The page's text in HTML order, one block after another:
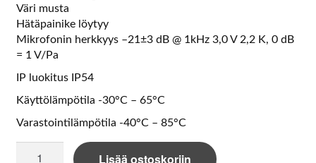
Väri musta
Hätäpainike löytyy
Mikrofonin herkkyys –21±3 dB @ 1kHz 3,0 V 2,2 K, 0 dB
= 1 V/Pa
IP luokitus IP54
Käyttölämpötila -30°C – 65°C
Varastointilämpötila -40°C – 85°C
Lisää ostoskoriin